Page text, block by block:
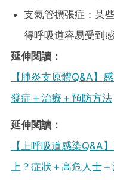
支氣管擴張症：某
得呼吸道容易受到
延伸閱讀：
【肺炎支原體Q&A】
發症＋治療＋預防方法
延伸閱讀：
【上呼吸道感染Q&A
上？症狀＋高危人士